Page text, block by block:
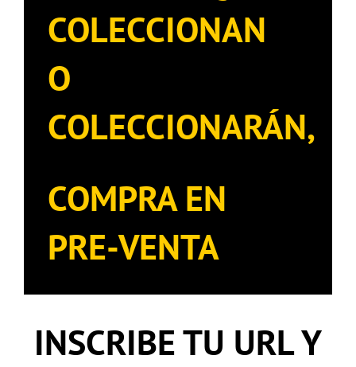
COLECCIONAN
O
COLECCIONARÁN,
COMPRA EN
PRE-VENTA
INSCRIBE TU URL Y